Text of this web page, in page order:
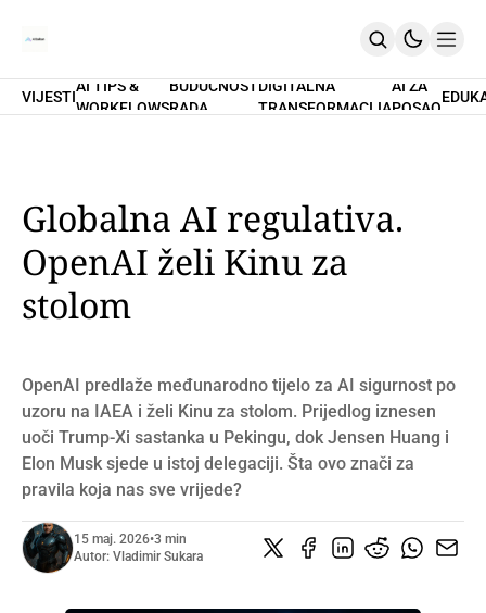
Home
PRETPLATI SE
VIJESTI
AI TIPS &
WORKFLOWS
BUDUĆNOST
RADA
DIGITALNA
TRANSFORMACIJA
AI ZA
POSAO
Globalna AI regulativa.
OpenAI želi Kinu za
stolom
OpenAI predlaže međunarodno tijelo za AI sigurnost po
uzoru na IAEA i želi Kinu za stolom. Prijedlog iznesen
uoči Trump-Xi sastanka u Pekingu, dok Jensen Huang i
Elon Musk sjede u istoj delegaciji. Šta ovo znači za
pravila koja nas sve vrijede?
15 maj. 2026•3 min
Autor: Vladimir Sukara